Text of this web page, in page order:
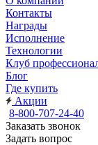
Контакты
Награды
Исполнение
Технологии
Клуб
Блог
Где купить
Акции
8-800-707-24-40
Заказать звонок
Задать вопрос